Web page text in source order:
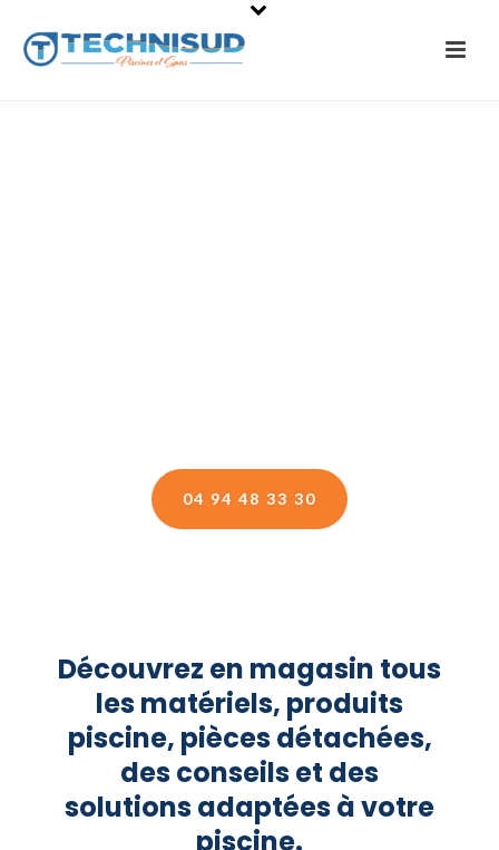
04 94 48 33 30
Découvrez en magasin tous
les matériels, produits
piscine, pièces détachées,
des conseils et des
solutions adaptées à votre
piscine.